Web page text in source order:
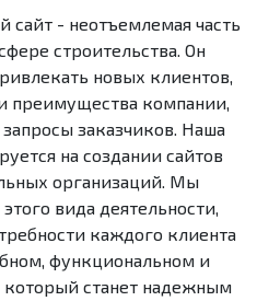
- неотъемлемая часть
строительства. Он
новых клиентов,
преимущества компании,
заказчиков. Наша
на создании сайтов
организаций. Мы
вида деятельности,
каждого клиента
функциональном и
который станет надежным